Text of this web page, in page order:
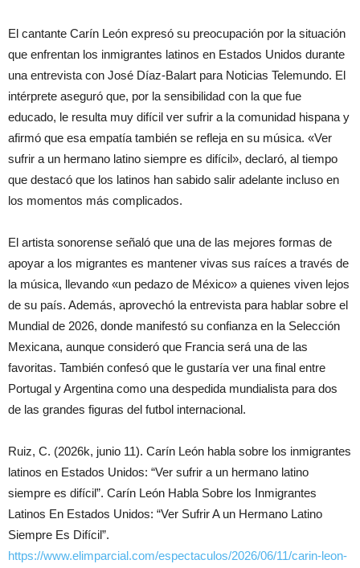
El cantante Carín León expresó su preocupación por la situación
que enfrentan los inmigrantes latinos en Estados Unidos durante
una entrevista con José Díaz-Balart para Noticias Telemundo. El
intérprete aseguró que, por la sensibilidad con la que fue
educado, le resulta muy difícil ver sufrir a la comunidad hispana y
afirmó que esa empatía también se refleja en su música. «Ver
sufrir a un hermano latino siempre es difícil», declaró, al tiempo
que destacó que los latinos han sabido salir adelante incluso en
los momentos más complicados.
El artista sonorense señaló que una de las mejores formas de
apoyar a los migrantes es mantener vivas sus raíces a través de
la música, llevando «un pedazo de México» a quienes viven lejos
de su país. Además, aprovechó la entrevista para hablar sobre el
Mundial de 2026, donde manifestó su confianza en la Selección
Mexicana, aunque consideró que Francia será una de las
favoritas. También confesó que le gustaría ver una final entre
Portugal y Argentina como una despedida mundialista para dos
de las grandes figuras del futbol internacional.
Ruiz, C. (2026k, junio 11). Carín León habla sobre los inmigrantes
latinos en Estados Unidos: “Ver sufrir a un hermano latino
siempre es difícil”. Carín León Habla Sobre los Inmigrantes
Latinos En Estados Unidos: “Ver Sufrir A un Hermano Latino
Siempre Es Difícil”.
https://www.elimparcial.com/espectaculos/2026/06/11/carin-leon-